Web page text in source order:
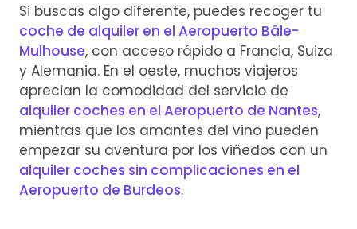
Si buscas algo diferente, puedes recoger tu
coche de alquiler en el Aeropuerto Bâle-
Mulhouse, con acceso rápido a Francia, Suiza
y Alemania. En el oeste, muchos viajeros
aprecian la comodidad del servicio de
alquiler coches en el Aeropuerto de Nantes,
mientras que los amantes del vino pueden
empezar su aventura por los viñedos con un
alquiler coches sin complicaciones en el
Aeropuerto de Burdeos.